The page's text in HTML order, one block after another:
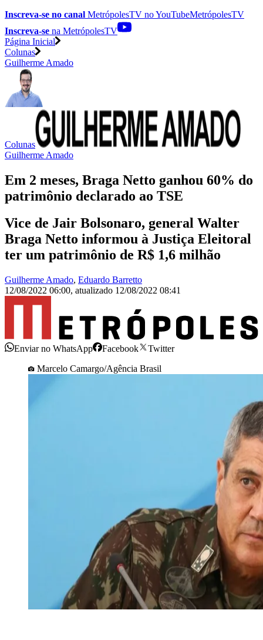
Inscreva-se no canal MetrópolesTV noYouTubeMetrópolesTV
Inscreva-se na MetrópolesTV
Página Inicial
Colunas
Guilherme Amado
Colunas
Guilherme Amado
Em 2 meses, Braga Netto ganhou 60% do
patrimônio declarado ao TSE
Vice de Jair Bolsonaro, general Walter
Braga Netto informou à Justiça Eleitoral
ter um patrimônio de R$ 1,6 milhão
Guilherme Amado, Eduardo Barretto
12/08/2022 06:00, atualizado 12/08/2022 08:41
Enviar no WhatsApp Facebook
Twitter
Marcelo Camargo/Agência Brasil